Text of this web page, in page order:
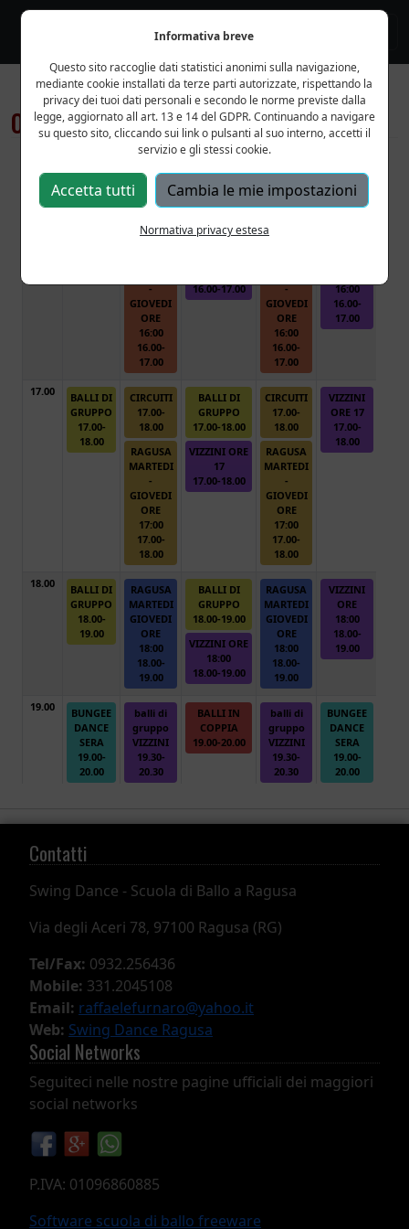
Informativa breve
Questo sito raccoglie dati statistici anonimi sulla navigazione,
mediante cookie installati da terze parti autorizzate, rispettando la
privacy dei tuoi dati personali e secondo le norme previste dalla
legge, aggiornato all art. 13 e 14 del GDPR. Continuando a navigare
su questo sito, cliccando sui link o pulsanti al suo interno, accetti il
servizio e gli stessi cookie.
Accetta tutti Cambia le mie impostazioni
Normativa privacy estesa
Orario settimanale
Contatti
Swing Dance - Scuola di Ballo a Ragusa
Via degli Aceri 78, 97100 Ragusa (RG)
Tel/Fax: 0932.256436
Mobile: 331.2045108
Email: raffaelefurnaro@yahoo.it
Web: Swing Dance Ragusa
Social Networks
Seguiteci nelle nostre pagine ufficiali dei maggiori
social networks
P.IVA: 01096860885
Software scuola di ballo freeware